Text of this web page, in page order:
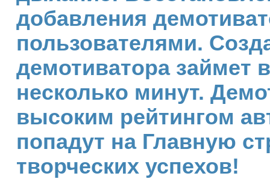
добавления
пользователями.
демотиватора займет
несколько минут.
высоким рейтингом
попадут на Главную
творческих успехов!